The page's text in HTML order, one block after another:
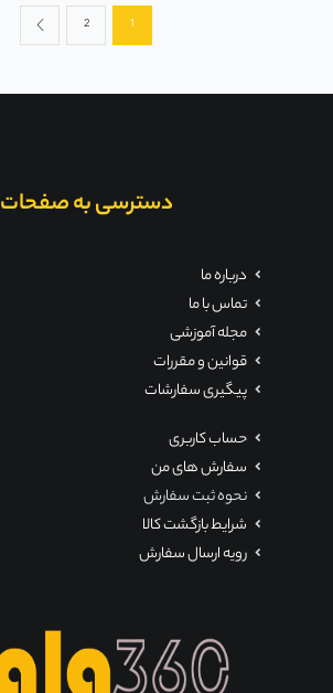
1
2
دسترسی به صفحات
درباره ما
تماس با ما
مجله آموزشی
قوانین و مقررات
پیگیری سفارشات
حساب کاربری
سفارش های من
نحوه ثبت سفارش
شرایط بازگشت کالا
رویه ارسال سفارش